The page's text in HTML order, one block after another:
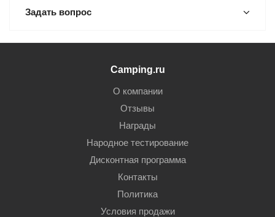
Задать вопрос
Camping.ru
О компании
Отзывы
Награды
Народное тестирование
Дисконтная программа
Контакты
Политика
Условия продажи